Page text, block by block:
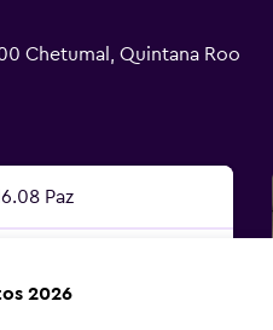
Chetumal, Quintana Roo
Paz
2026